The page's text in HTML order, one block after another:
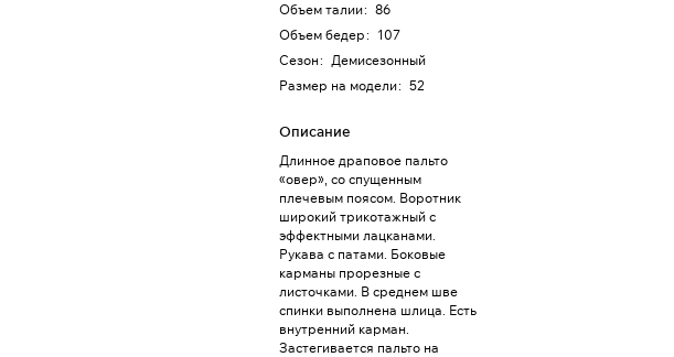
Объем талии: 86
Объем бедер: 107
Сезон: Демисезонный
Размер на модели: 52
Описание
Длинное драповое пальто
«овер», со спущенным
плечевым поясом. Воротник
широкий трикотажный с
эффектными лацканами.
Рукава с патами. Боковые
карманы прорезные с
листочками. В среднем шве
спинки выполнена шлица. Есть
внутренний карман.
Застегивается пальто на